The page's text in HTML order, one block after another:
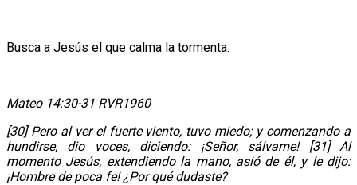
Busca a Jesús el que calma la tormenta.
Mateo 14:30-31 RVR1960
[30] Pero al ver el fuerte viento, tuvo miedo; y comenzando a
hundirse, dio voces, diciendo: ¡Señor, sálvame! [31] Al
momento Jesús, extendiendo la mano, asió de él, y le dijo:
¡Hombre de poca fe! ¿Por qué dudaste?